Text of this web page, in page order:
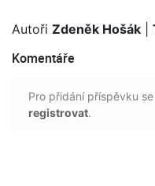
Autoři Zdeněk Hošák
Komentáře
Pro přidání příspěvku
registrovat.